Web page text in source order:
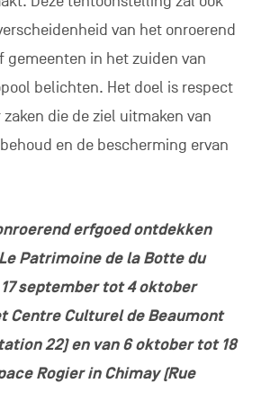
van het onroerend
gemeenten in het zuiden van
belichten. Het doel is respect
die de ziel uitmaken van
en de bescherming ervan
erfgoed ontdekken
Patrimoine de la Botte du
september tot 4 oktober
Centre Culturel de Beaumont
22) en van 6 oktober tot 18
Rogier in Chimay (Rue